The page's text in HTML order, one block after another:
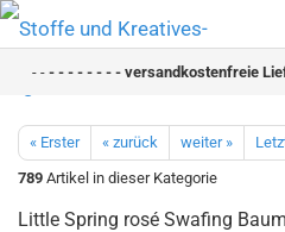
- - - - - - - - versandkostenfreie
« Erster « zurück weiter »
789 Artikel in dieser Kategorie
Little Spring rosé Swafing